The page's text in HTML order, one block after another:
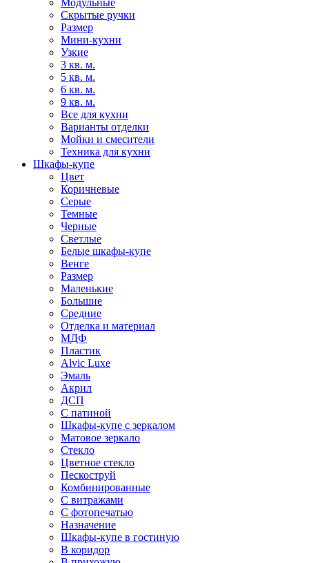
Модульные
Скрытые ручки
Размер
Мини-кухни
Узкие
3 кв. м.
5 кв. м.
6 кв. м.
9 кв. м.
Все для кухни
Варианты отделки
Мойки и смесители
Техника для кухни
Шкафы-купе
Цвет
Коричневые
Серые
Темные
Черные
Светлые
Белые шкафы-купе
Венге
Размер
Маленькие
Большие
Средние
Отделка и материал
МДФ
Пластик
Alvic Luxe
Эмаль
Акрил
ДСП
С патиной
Шкафы-купе с зеркалом
Матовое зеркало
Стекло
Цветное стекло
Пескоструй
Комбинированные
С витражами
С фотопечатью
Назначение
Шкафы-купе в гостиную
В коридор